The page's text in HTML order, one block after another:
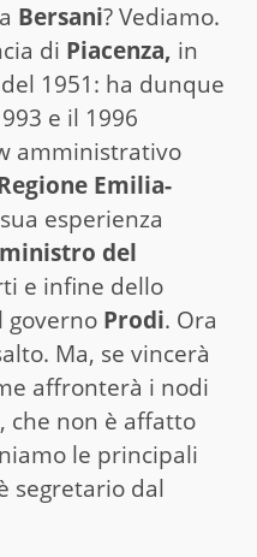
Bersani? Vediamo.
di Piacenza, in
1951: ha dunque
e il 1996
amministrativo
Emilia-
esperienza
ministro del
e infine dello
governo Prodi. Ora
Ma, se vincerà
affronterà i nodi
che non è affatto
le principali
segretario dal